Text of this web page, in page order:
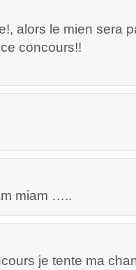
alors le mien sera
concours!!
miam …..
je tente ma